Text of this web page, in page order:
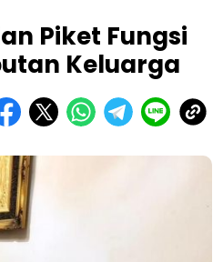
Piket Fungsi
Keluarga